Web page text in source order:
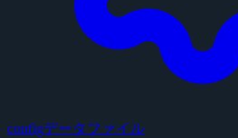
configデータファイル